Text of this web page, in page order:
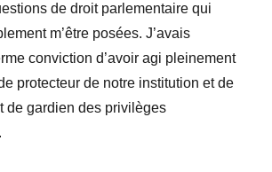
de droit parlementaire qui
m’être posées. J’avais
conviction d’avoir agi pleinement
protecteur de notre institution et de
de gardien des privilèges